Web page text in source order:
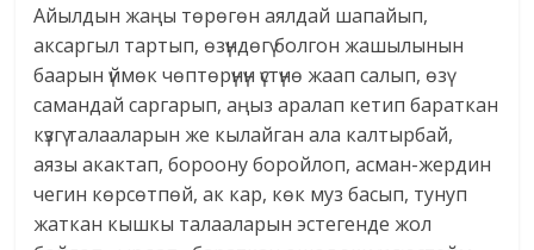
Айылдын жаңы төрөгөн аялдай шапайып,
аксаргыл тартып, өзүндөгү болгон жашылынын
баарын үймөк чөптөрүнүн үстүнө жаап салып, өзү
самандай саргарып, аңыз аралап кетип бараткан
күзгү талааларын же кылайган ала калтырбай,
аязы акактап, бороону боройлоп, асман-жердин
чегин көрсөтпөй, ак кар, көк муз басып, тунуп
жаткан кышкы талааларын эстегенде жол